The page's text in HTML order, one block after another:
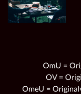
OmU =
OV =
OmeU =